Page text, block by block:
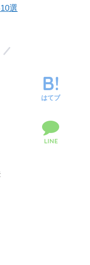
選
はてブ
LINE